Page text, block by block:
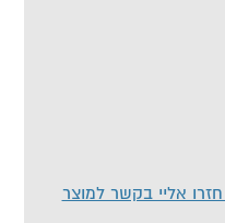
חזרו אליי בקשר למוצר